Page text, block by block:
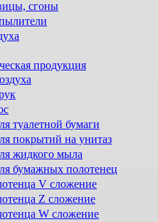
сгоны
продукция
туалетной бумаги
покрытий на унитаз
жидкого мыла
бумажных полотенец
V сложение
Z сложение
W сложение